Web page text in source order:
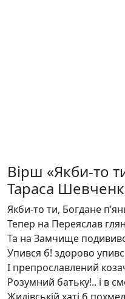
Вірш «Якби-то
Тараса
Якби-то ти, Богдане
Тепер на Переяслав
Та на Замчище
Упився б! здорово
І препрославлений
Розумний батьку!.. і в